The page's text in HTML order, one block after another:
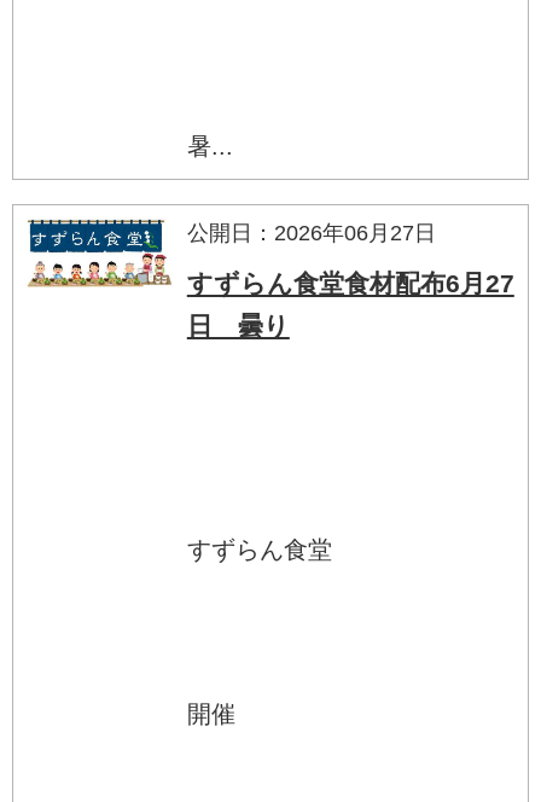
暑...
公開日：2026年06月27日
すずらん食堂食材配布6月27
日 曇り
すずらん食堂
開催